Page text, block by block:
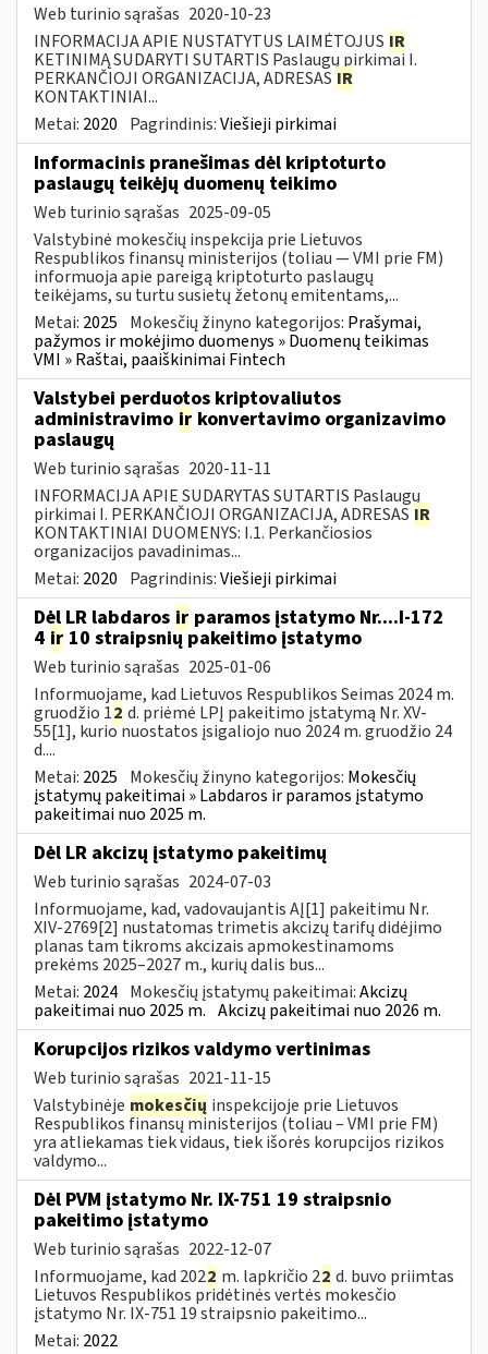
Web turinio sąrašas 2020-10-23
INFORMACIJA APIE NUSTATYTUS LAIMĖTOJUS IR
KETINIMĄ SUDARYTI SUTARTIS Paslaugų pirkimai I.
PERKANČIOJI ORGANIZACIJA, ADRESAS IR
KONTAKTINIAI...
Metai: 2020 Pagrindinis:Viešieji pirkimai
Informacinis pranešimas dėl kriptoturto
paslaugų teikėjų duomenų teikimo
Web turinio sąrašas 2025-09-05
Valstybinė mokesčių inspekcija prie Lietuvos
Respublikos finansų ministerijos (toliau — VMI prie FM)
informuoja apie pareigą kriptoturto paslaugų
teikėjams, su turtu susietų žetonų emitentams,...
Metai: 2025 Mokesčių žinyno kategorijos: Prašymai,
pažymos ir mokėjimo duomenys » Duomenų teikimas
VMI » Raštai, paaiškinimai Fintech
Valstybei perduotos kriptovaliutos
administravimo ir konvertavimo organizavimo
paslaugų
Web turinio sąrašas 2020-11-11
INFORMACIJA APIE SUDARYTAS SUTARTIS Paslaugų
pirkimai I. PERKANČIOJI ORGANIZACIJA, ADRESAS IR
KONTAKTINIAI DUOMENYS: I.1. Perkančiosios
organizacijos pavadinimas...
Metai: 2020 Pagrindinis:Viešieji pirkimai
Dėl LR labdaros ir paramos įstatymo Nr....I-172
4 ir 10 straipsnių pakeitimo įstatymo
Web turinio sąrašas 2025-01-06
Informuojame, kad Lietuvos Respublikos Seimas 2024 m.
gruodžio 12 d. priėmė LPĮ pakeitimo įstatymą Nr. XV-
55[1], kurio nuostatos įsigaliojo nuo 2024 m. gruodžio 24
d....
Metai: 2025 Mokesčių žinyno kategorijos: Mokesčių
įstatymų pakeitimai » Labdaros ir paramos įstatymo
pakeitimai nuo 2025 m.
Dėl LR akcizų įstatymo pakeitimų
Web turinio sąrašas 2024-07-03
Informuojame, kad, vadovaujantis AĮ[1] pakeitimu Nr.
XIV-2769[2] nustatomas trimetis akcizų tarifų didėjimo
planas tam tikroms akcizais apmokestinamoms
prekėms 2025–2027 m., kurių dalis bus...
Metai: 2024 Mokesčių įstatymų pakeitimai:Akcizų
pakeitimai nuo 2025 m. Akcizų pakeitimai nuo 2026 m.
Korupcijos rizikos valdymo vertinimas
Web turinio sąrašas 2021-11-15
Valstybinėje mokesčių inspekcijoje prie Lietuvos
Respublikos finansų ministerijos (toliau – VMI prie FM)
yra atliekamas tiek vidaus, tiek išorės korupcijos rizikos
valdymo...
Dėl PVM įstatymo Nr. IX-751 19 straipsnio
pakeitimo įstatymo
Web turinio sąrašas 2022-12-07
Informuojame, kad 2022 m. lapkričio 22 d. buvo priimtas
Lietuvos Respublikos pridėtinės vertės mokesčio
įstatymo Nr. IX-751 19 straipsnio pakeitimo...
Metai: 2022